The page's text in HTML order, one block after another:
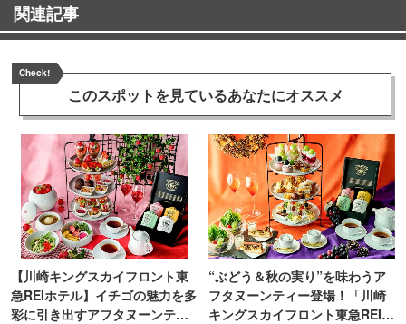
関連記事
Check!
このスポットを見ているあなたにオススメ
【川崎キングスカイフロント東
急REIホテル】イチゴの魅力を多
彩に引き出すアフタヌーンティ
“ぶどう＆秋の実り”を味わうア
フタヌーンティー登場！「川崎
キングスカイフロント東急REIホ